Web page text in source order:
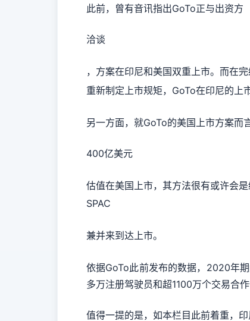
此前，曾有音讯指出GoTo正与出资方
洽谈
，方案在印尼和美国双重上市。而在
重新制定上市规矩，GoTo在印尼的上
另一方面，就GoTo的美国上市方案而
400亿美元
估值在美国上市，其方法很有或许会
SPAC
兼并来到达上市。
依据GoTo此前发布的数据，2020年
多万注册驾驶员和超1100万个交易合
值得一提的是，如本栏目此前着重，